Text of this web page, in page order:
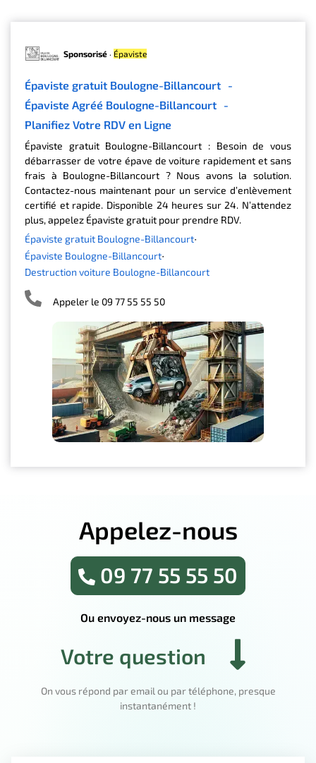
Sponsorisé · Épaviste
Épaviste gratuit Boulogne-Billancourt -
Épaviste Agréé Boulogne-Billancourt -
Planifiez Votre RDV en Ligne
Épaviste gratuit Boulogne-Billancourt : Besoin de vous
débarrasser de votre épave de voiture rapidement et sans
frais à Boulogne-Billancourt ? Nous avons la solution.
Contactez-nous maintenant pour un service d’enlèvement
certifié et rapide. Disponible 24 heures sur 24. N’attendez
plus, appelez Épaviste gratuit pour prendre RDV.
Épaviste gratuit Boulogne-Billancourt
Épaviste Boulogne-Billancourt
Destruction voiture Boulogne-Billancourt
Appeler le 09 77 55 55 50
Appelez-nous
09 77 55 55 50
Ou envoyez-nous un message
Votre question
On vous répond par email ou par téléphone, presque
instantanément !